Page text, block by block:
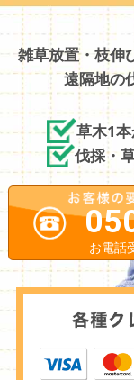
雑草放置・枝伸
遠隔地の
草木1
伐採・
お電話